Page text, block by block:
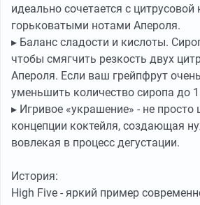
идеально сочетается с цитрусовой
горьковатыми нотами Апероля.
▸ Баланс сладости и кислоты.
чтобы смягчить резкость двух
Апероля. Если ваш грейпфрут
уменьшить количество сиропа до
▸ Игривое «украшение» - не просто
концепции коктейля, создающая
вовлекая в процесс дегустации.
История:
High Five - яркий пример